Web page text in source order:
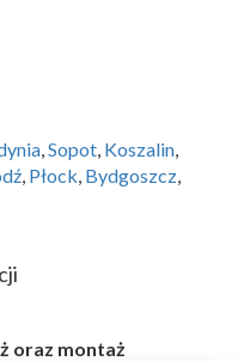
,Sopot, Koszalin,
, Płock, Bydgoszcz,
oraz montaż